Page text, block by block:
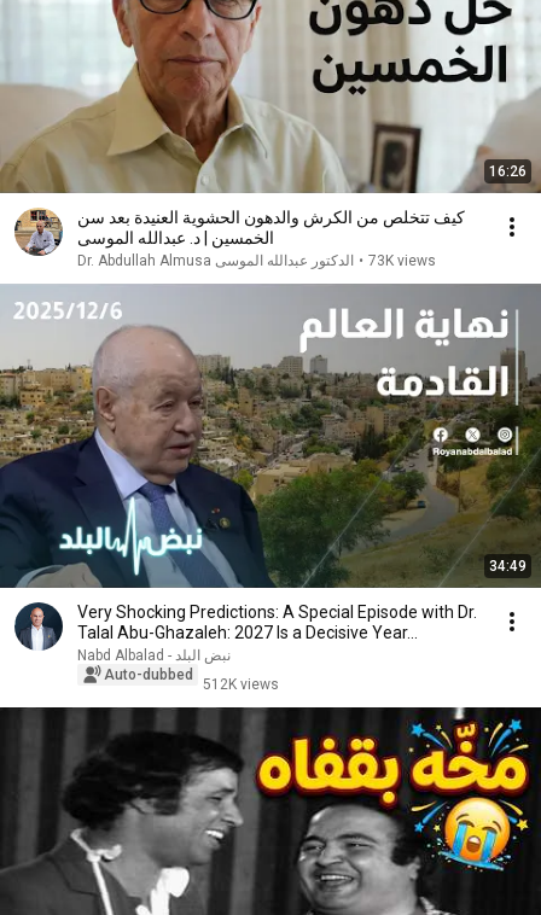
16:26
كيف تتخلص من الكرش والدهون الحشوية العنيدة بعد سن
الخمسين | د. عبدالله الموسى
Dr. Abdullah Almusa الدكتور عبدالله الموسى • 73K views
34:49
Very Shocking Predictions: A Special Episode with Dr.
Talal Abu-Ghazaleh: 2027 Is a Decisive Year...
Nabd Albalad - نبض البلد
Auto-dubbed
512K views